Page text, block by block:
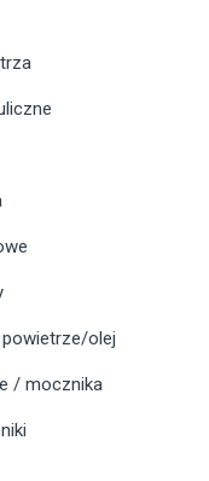
olej
/ mocznika